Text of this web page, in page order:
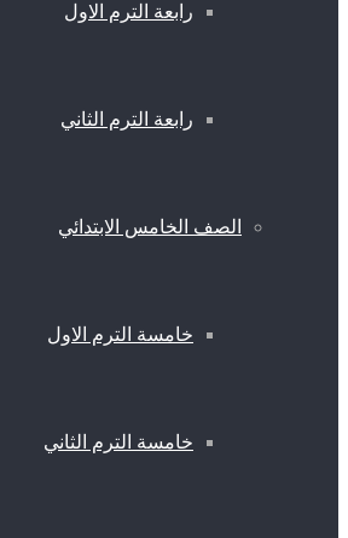
رابعة الترم الاول
رابعة الترم الثاني
الصف الخامس الابتدائي
خامسة الترم الاول
خامسة الترم الثاني